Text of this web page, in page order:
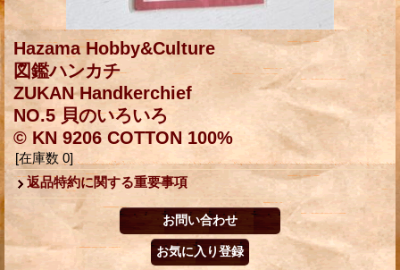
Hazama Hobby&Culture
図鑑ハンカチ
ZUKAN Handkerchief
NO.5 貝のいろいろ
© KN 9206 COTTON 100%
[在庫数 0]
返品特約に関する重要事項